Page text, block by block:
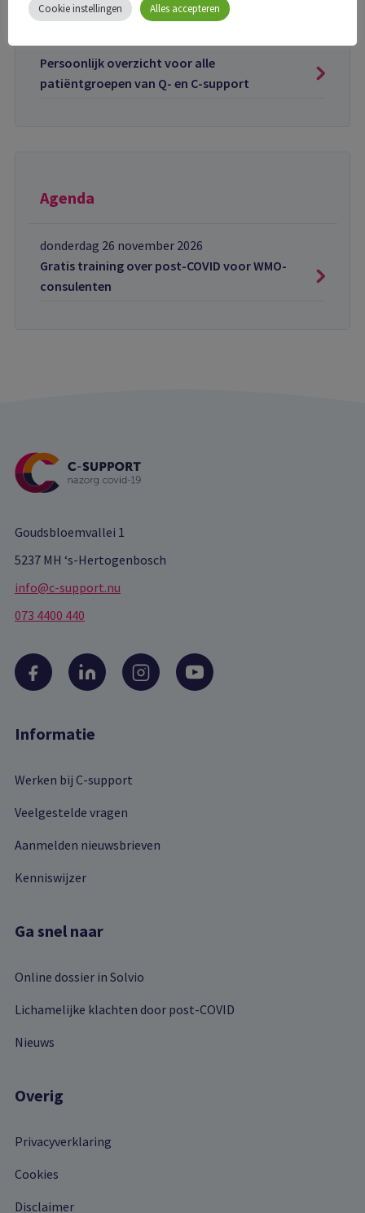
Nieuwsbrief juli 2026
Persoonlijk overzicht voor alle
patiëntgroepen van Q- en C-support
Agenda
donderdag 26 november 2026
Gratis training over post-COVID voor WMO-
consulenten
Goudsbloemvallei 1
5237 MH ‘s-Hertogenbosch
info@c-support.nu
073 4400 440
Informatie
Werken bij C-support
Veelgestelde vragen
Aanmelden nieuwsbrieven
Kenniswijzer
Ga snel naar
Online dossier in Solvio
Lichamelijke klachten door post-COVID
Nieuws
Overig
Privacyverklaring
Cookies
Disclaimer
Cookie instellingen Alles accepteren